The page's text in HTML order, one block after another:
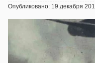
Опубликовано: 19 декабря